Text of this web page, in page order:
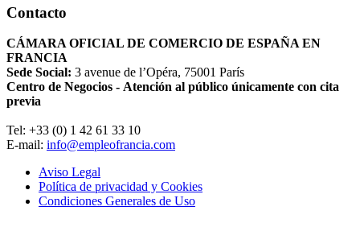
Contacto
CÁMARA OFICIAL DE COMERCIO DE ESPAÑA EN
FRANCIA
Sede Social: 3 avenue de l’Opéra, 75001 París
Centro de Negocios - Atención al público únicamente con cita
previa
Tel: +33 (0) 1 42 61 33 10
E-mail: info@empleofrancia.com
Aviso Legal
Política de privacidad y Cookies
Condiciones Generales de Uso